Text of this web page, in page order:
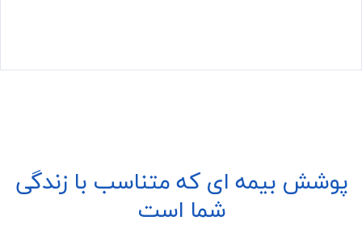
پوشش بیمه ای که متناسب با زندگی
شما است